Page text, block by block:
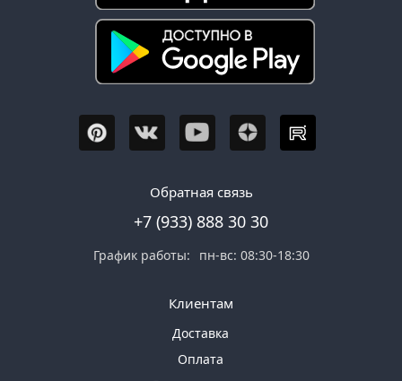
Обратная связь
+7 (933) 888 30 30
График работы: пн-вс: 08:30-18:30
Клиентам
Доставка
Оплата